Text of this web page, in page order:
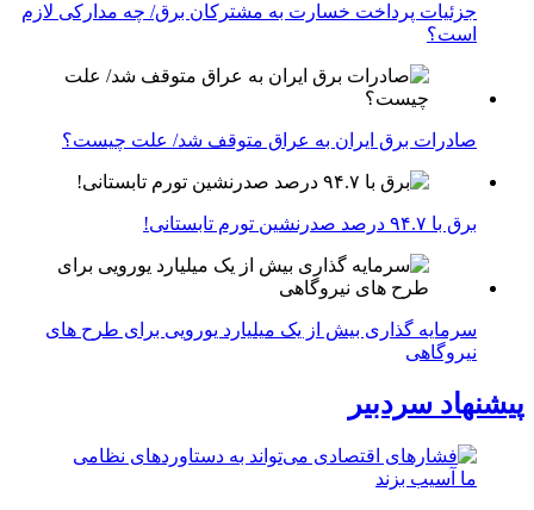
جزئیات پرداخت خسارت به مشترکان برق/ چه مدارکی لازم
است؟
صادرات برق ایران به عراق متوقف شد/ علت چیست؟
برق با ۹۴.۷ درصد صدرنشین تورم تابستانی!
سرمایه گذاری بیش از یک میلیارد یورویی برای طرح های
نیروگاهی
پیشنهاد سردبیر